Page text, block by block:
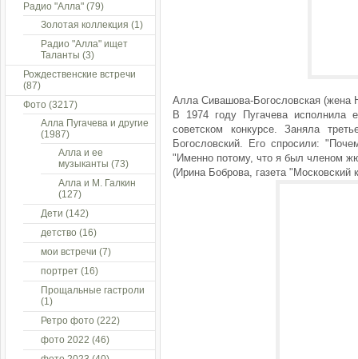
Алла Сивашова-Богословская (жена
В 1974 году Пугачева исполнила
советском конкурсе. Заняла
Богословский. Его спросили:
"Именно потому, что я был членом
(Ирина Боброва, газета "Московский
Радио "Алла" (79)
Золотая коллекция (1)
Радио "Алла" ищет
Таланты (3)
Рождественские встречи
(87)
Фото (3217)
Алла Пугачева и другие
(1987)
Алла и ее
музыканты (73)
Алла и М. Галкин
(127)
Дети (142)
детство (16)
мои встречи (7)
портрет (16)
Прощальные гастроли
(1)
Ретро фото (222)
фото 2022 (46)